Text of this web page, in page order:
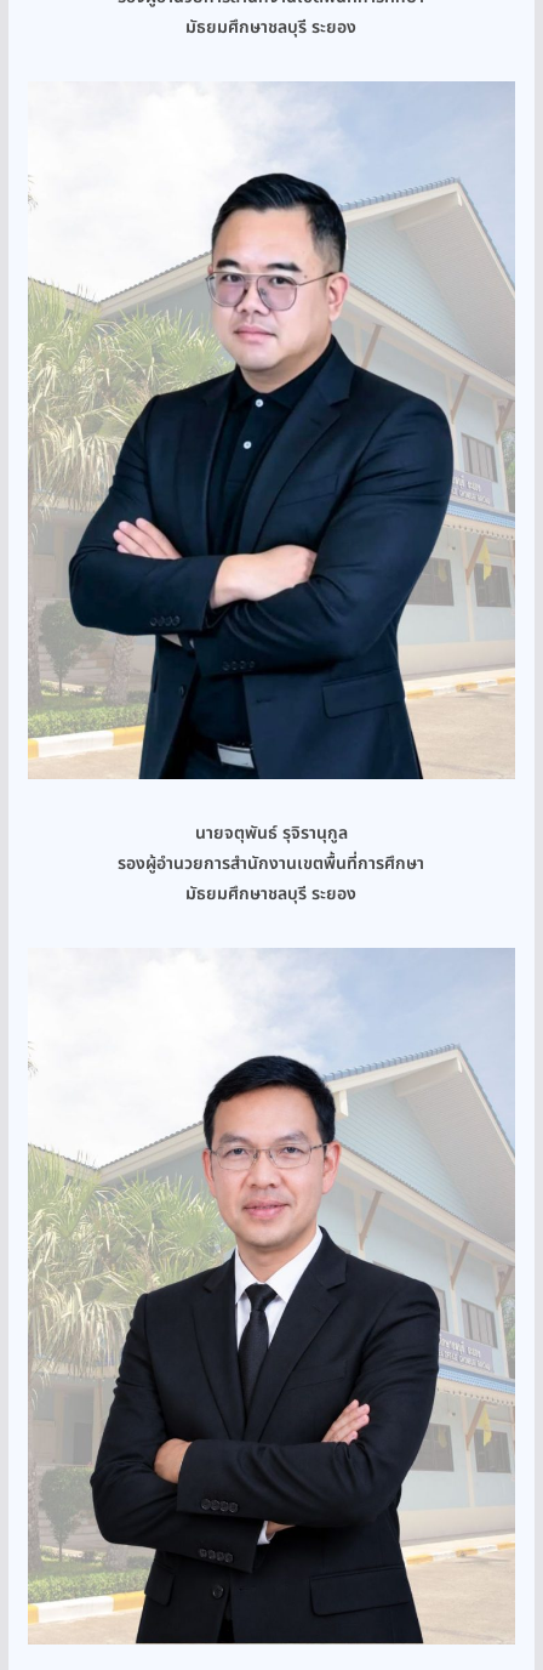
มัธยมศึกษาชลบุรี ระยอง
นายจตุพันธ์ รุจิรานุกูล
รองผู้อำนวยการสำนักงานเขตพื้นที่การศึกษา
มัธยมศึกษาชลบุรี ระยอง